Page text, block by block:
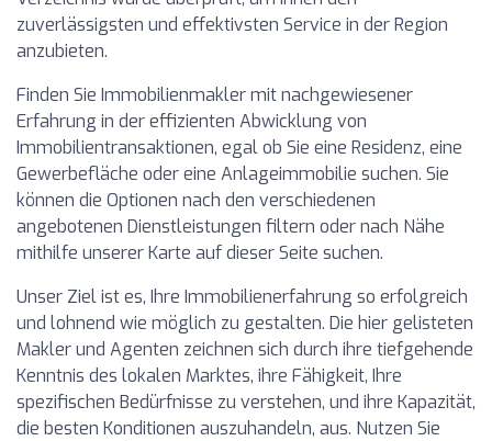
zuverlässigsten und effektivsten Service in der Region
anzubieten.
Finden Sie Immobilienmakler mit nachgewiesener
Erfahrung in der effizienten Abwicklung von
Immobilientransaktionen, egal ob Sie eine Residenz, eine
Gewerbefläche oder eine Anlageimmobilie suchen. Sie
können die Optionen nach den verschiedenen
angebotenen Dienstleistungen filtern oder nach Nähe
mithilfe unserer Karte auf dieser Seite suchen.
Unser Ziel ist es, Ihre Immobilienerfahrung so erfolgreich
und lohnend wie möglich zu gestalten. Die hier gelisteten
Makler und Agenten zeichnen sich durch ihre tiefgehende
Kenntnis des lokalen Marktes, ihre Fähigkeit, Ihre
spezifischen Bedürfnisse zu verstehen, und ihre Kapazität,
die besten Konditionen auszuhandeln, aus. Nutzen Sie